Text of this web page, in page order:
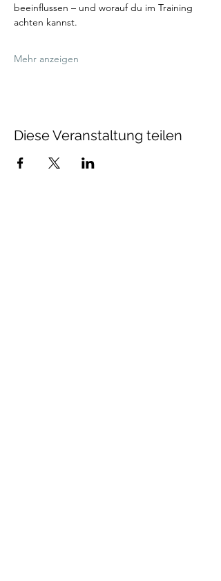
beeinflussen – und worauf du im Training
achten kannst.
Mehr anzeigen
Diese Veranstaltung teilen